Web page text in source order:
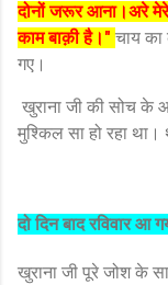
दोनों जरूर आना।अरे मेरे
काम बाक़ी है।" चाय
गए।
खुराना जी की सोच के
मुश्किल सा हो रहा था।
दो दिन बाद रविवार आ
खुराना जी पूरे जोश के